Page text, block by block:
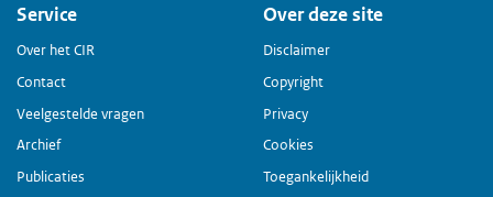
Service
Over het CIR
Contact
Veelgestelde vragen
Archief
Publicaties
Over deze site
Disclaimer
Copyright
Privacy
Cookies
Toegankelijkheid